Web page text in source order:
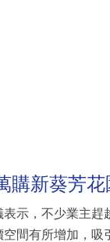
購新葵芳花
示，不少業主趕
間有所增加，吸